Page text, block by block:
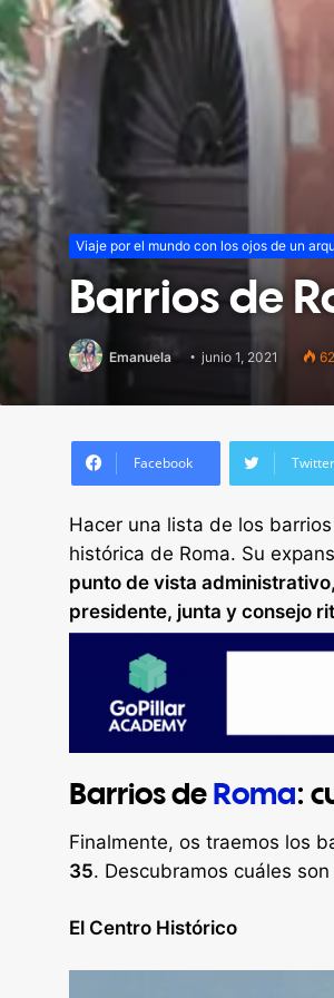
Viaje por el mundo con los ojos de un
Barrios de
Emanuela junio 1, 2021
Facebook Twitter
Hacer una lista de los
histórica de Roma. Su
punto de vista
presidente, junta y consejo
Barrios deRoma:
Finalmente, os traemos los
35. Descubramos cuáles
El Centro Histórico